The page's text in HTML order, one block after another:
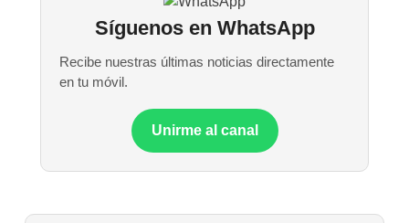
Síguenos en WhatsApp
Recibe nuestras últimas noticias directamente
en tu móvil.
Unirme al canal